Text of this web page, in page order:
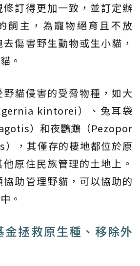
訂得更加一致，並訂定辦
飼主，為寵物絕育且不放
傷害野生動物或生小貓，
。
貓侵害的受脅物種，如大
kintorei）、兔耳袋
）和夜鸚鵡（Pezopor
，其僅存的棲地都位於原
原住民族管理的土地上。
助管理野貓，可以協助的
。
金拯救原生種、移除外